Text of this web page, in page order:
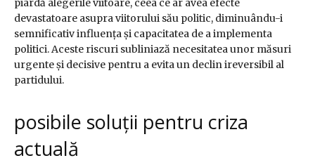
piardă alegerile viitoare, ceea ce ar avea efecte
devastatoare asupra viitorului său politic, diminuându-i
semnificativ influența și capacitatea de a implementa
politici. Aceste riscuri subliniază necesitatea unor măsuri
urgente și decisive pentru a evita un declin ireversibil al
partidului.
posibile soluții pentru criza
actuală